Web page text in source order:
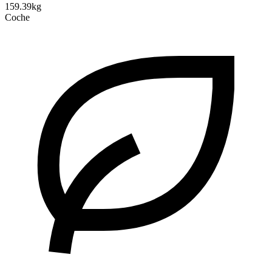
159.39kg
Coche